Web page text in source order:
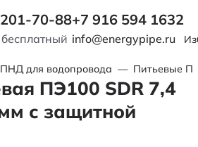
70-88+7 916 594 1632
info@energypipe.ru
для водопровода — Питьевые
ПЭ100 SDR 7,4
с защитной